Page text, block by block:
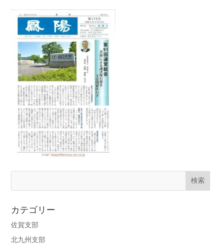
カテゴリー
佐賀支部
北九州支部